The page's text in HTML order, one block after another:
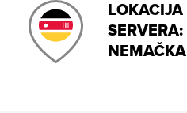
LOKACIJA
SERVERA:
NEMAČKA